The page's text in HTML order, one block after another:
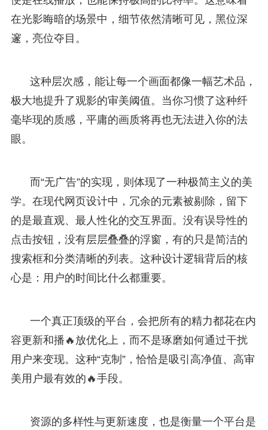
在光影晦暗的场景中，细节依然清晰可见，黑位深
邃，亮位夺目。
这种层次感，能让每一个画面都像一幅艺术品，
极大地提升了观影的审美阈值。当你习惯了这种纤
毫毕现的质感，平庸的画质将再也无法进入你的法
眼。
而“无广告”的实现，则体现了一种极简主义的美
学。在现代网页设计中，冗余的元素被剔除，留下
的是最直观、最人性化的交互界面。没有误导性的
点击按钮，没有层层叠叠的浮窗，有的只是简洁的
搜索框和分类清晰的列表。这种设计逻辑背后的核
心是：用户的时间比什么都重要。
一个真正顶级的平台，会把所有的精力都花在内
容更新和播🔥放优化上，而不是琢磨如何通过干扰
用户来变现。这种“克制”，恰恰是吸引高净值、高审
美用户最有效的🔥手段。
资源的多样性与更新速度，也是衡量一个平台是